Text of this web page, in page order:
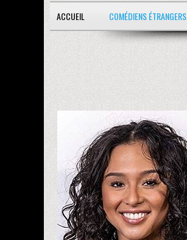
ACCUEIL COMÉDIENS ÉTRANGERS